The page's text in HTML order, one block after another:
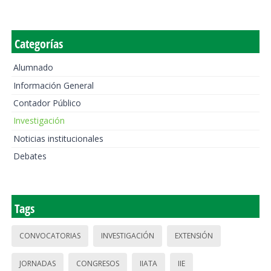
Categorías
Alumnado
Información General
Contador Público
Investigación
Noticias institucionales
Debates
Tags
CONVOCATORIAS INVESTIGACIÓN EXTENSIÓN
JORNADAS CONGRESOS IIATA IIE